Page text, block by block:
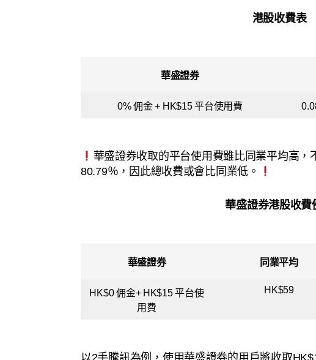
港股收費表
華盛證券
0% 佣金 + HK$15 平台使用費
華盛證券收取的平台使用費雖比同業平均高，
80.79％，因此總收費或會比同業低。
華盛證券港股收費
華盛證券 同業平均
HK$0 佣金+ HK$15 平台使
用費
HK$59